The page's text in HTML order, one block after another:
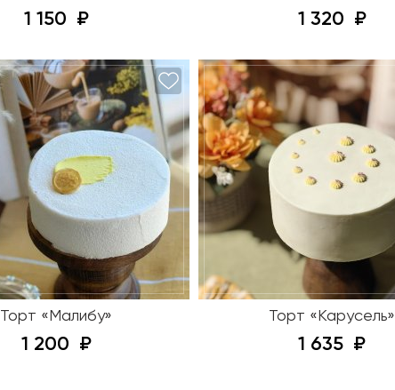
1 150 1 320
Торт «Малибу»
1 200
Торт «Карусель»
1 635